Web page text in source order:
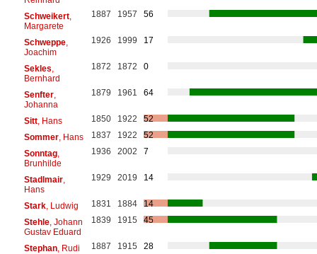
Schweikert,
Margarete
1887 1957 56
Schweppe,
Joachim
1926 1999 17
Sekles
Bernhard
1872 1872 0
Senfter,
Johanna
1879 1961 64
Sitt, Hans 1850 1922
52
Sommer, Hans 1837 1922
52
Sonntag,
Brunhilde
1936 2002 7
Stadlmair,
Hans
1929 2019 14
Stark, Ludwig 1831 1884
14
Stehle, Johann
Gustav Eduard
1839 1915 45
Stephan, Rudi 1887 1915
28